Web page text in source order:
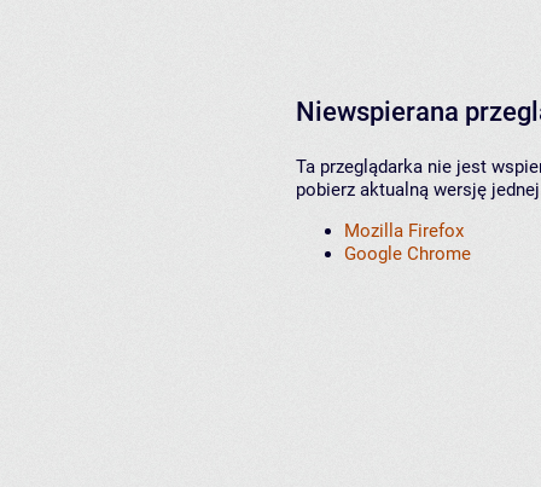
Niewspierana
Ta przeglądarka nie jest
pobierz aktualną wersję
Mozilla Firefox
Google Chrome